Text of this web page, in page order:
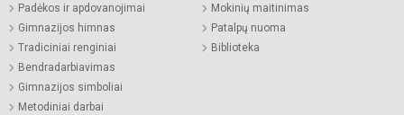
Padėkos ir apdovanojimai
Gimnazijos himnas
Tradiciniai renginiai
Bendradarbiavimas
Gimnazijos simboliai
Metodiniai darbai
Mokinių maitinimas
Patalpų nuoma
Biblioteka